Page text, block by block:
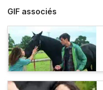
GIF associés